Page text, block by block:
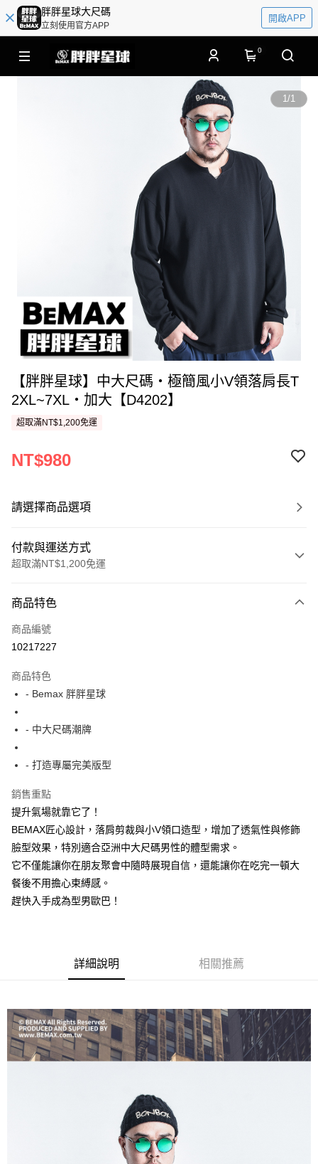
胖胖星球大尺碼
立刻使用官方APP
開啟APP
0
1/1
【胖胖星球】中大尺碼‧極簡風小V領落肩長T
2XL~7XL‧加大【D4202】
超取滿NT$1,200免運
NT$980
請選擇商品選項
付款與運送方式
超取滿NT$1,200免運
信用卡一次付款
超商取貨付款
Apple Pay
街口支付
AFTEE先享後付
相關說明
AFTEE先享後付是「在收到商品之後才付款」的支付方式。 讓您購物簡單
便利好安心！
１．簡單：不需註冊會員、不需綁卡、不需儲值。
２．便利：只要手機號碼，簡訊認證，即可結帳。
３．安心：先確認商品／服務後，再付款。
１．於結帳方式選擇「AFTEE先享後付」後，將跳轉至「AFTEE先享後付」
ATM／網路銀行／等多元方式進行付款，方視為交易完成。
※ 請注意：結帳手續完成當下不需立刻繳費，但若您需要取消訂單，請聯絡
購買商品的店家。未經商家同意取消之訂單仍視為有效，需透過AFTEE先享
※ 交易是否成功請以「AFTEE先享後付 」之結帳頁面顯示為準，若有關於
是否繳費成功／繳費後需取消欲退款等相關疑問，請聯繫「AFTEE先享後付
客戶支援中心」https://netprotections.freshdesk.com/support/home
【注意事項】
權轉讓予恩沛科技股份有限公司。
２．關於個人資料處理事宜，請瀏覽以下網址：
https://aftee.tw/terms/#terms3
３．未成年的使用者請事先徵得法定代理人或監護人之同意方可使用
「AFTEE先享後付」，若未經同意申辦者引起之損失，本公司不負相關責
ATM付款
運送方式
全家付款取貨
每筆NT$150
每筆NT$80，滿NT$1,200(含以上)免運費
商品特色
商品編號
10217227
商品特色
- Bemax 胖胖星球
- 中大尺碼潮牌
- 打造專屬完美版型
銷售重點
提升氣場就靠它了！
BEMAX匠心設計，落肩剪裁與小V領口造型，增加了透氣性與修飾
臉型效果，特別適合亞洲中大尺碼男性的體型需求。
它不僅能讓你在朋友聚會中隨時展現自信，還能讓你在吃完一頓大
餐後不用擔心束縛感。
趕快入手成為型男歐巴！
詳細說明 相關推薦